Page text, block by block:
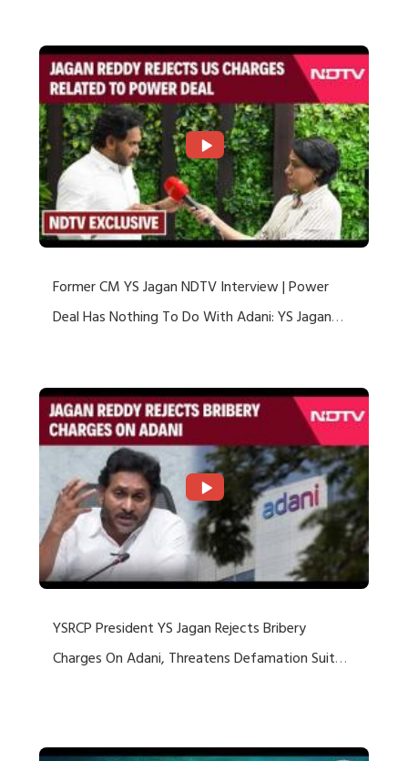
Former CM YS Jagan NDTV Interview | Power
Deal Has Nothing To Do With Adani: YS Jagan
YSRCP President YS Jagan Rejects Bribery
Charges On Adani, Threatens Defamation Suit